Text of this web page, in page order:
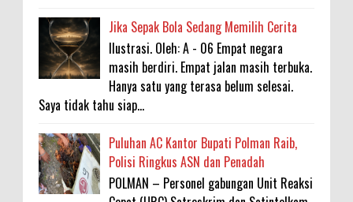
Jika Sepak Bola Sedang Memilih Cerita
Ilustrasi. Oleh: A - 06 Empat negara
masih berdiri. Empat jalan masih terbuka.
Hanya satu yang terasa belum selesai.
Saya tidak tahu siap...
Puluhan AC Kantor Bupati Polman Raib,
Polisi Ringkus ASN dan Penadah
POLMAN – Personel gabungan Unit Reaksi